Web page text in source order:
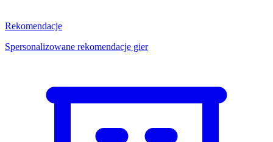
Rekomendacje
Spersonalizowane rekomendacje gier